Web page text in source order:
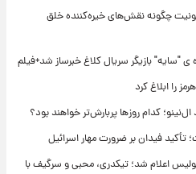
چگونه نقش‌های خیره‌کننده خلق
"سایه" بازیگر سریال کلاغ خبرساز شد+فیلم
کدام روزها پربارش‌تر خواهند بود؟
تأکید فیدان بر ضرورت مهار اسرائیل
اعلام شد؛ تیکدری، محبی و سرگیف با